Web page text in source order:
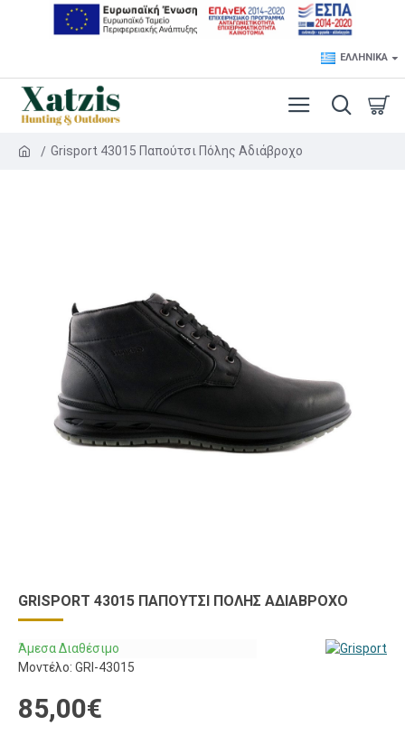
ΕΛΛΗΝΙΚΆ
Grisport 43015 Παπούτσι Πόλης Αδιάβροχο
GRISPORT 43015 ΠΑΠΟΎΤΣΙ ΠΌΛΗΣ ΑΔΙΆΒΡΟΧΟ
Άμεσα Διαθέσιμο
Μοντέλο: GRI-43015
85,00€